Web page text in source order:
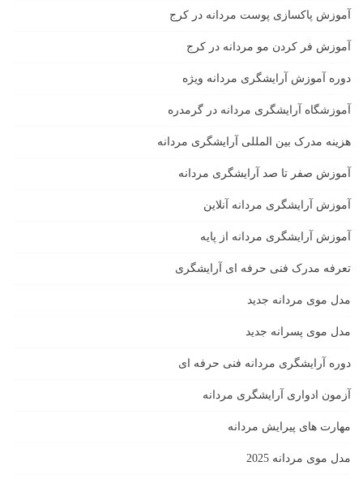
آموزش پاکسازی پوست مردانه در کرج
آموزش فر کردن مو مردانه در کرج
دوره آموزش آرایشگری مردانه ویژه
آموزشگاه آرایشگری مردانه در گرمدره
هزینه مدرک بین المللی آرایشگری مردانه
آموزش صفر تا صد آرایشگری مردانه
آموزش آرایشگری مردانه آنلاین
آموزش آرایشگری مردانه از پایه
تعرفه مدرک فنی حرفه ای آرایشگری
مدل موی مردانه جدید
مدل موی پسرانه جدید
دوره آرایشگری مردانه فنی حرفه ای
آزمون ادواری آرایشگری مردانه
مهارت های پیرایش مردانه
مدل موی مردانه 2025